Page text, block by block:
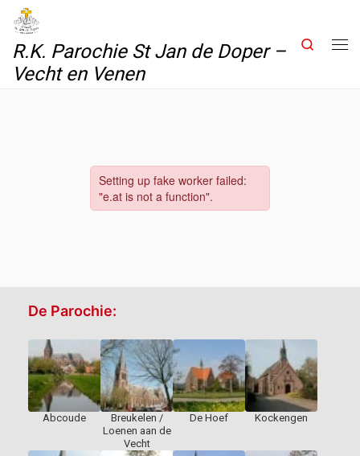
Skip to content
R.K. Parochie St Jan de Doper –
Vecht en Venen
Search
De Parochie:
Abcoude
Breukelen /
Loenen aan de
Vecht
De Hoef Kockengen